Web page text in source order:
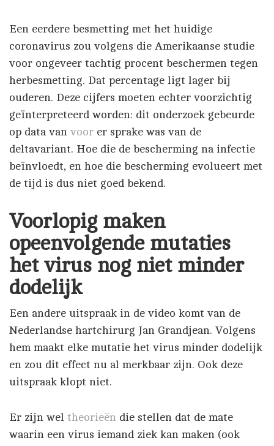
Een eerdere besmetting met het huidige
coronavirus zou volgens die Amerikaanse studie
voor ongeveer tachtig procent beschermen tegen
herbesmetting. Dat percentage ligt lager bij
ouderen. Deze cijfers moeten echter voorzichtig
geïnterpreteerd worden: dit onderzoek gebeurde
op data van voor er sprake was van de
deltavariant. Hoe die de bescherming na infectie
beïnvloedt, en hoe die bescherming evolueert met
de tijd is dus niet goed bekend.
Voorlopig maken
opeenvolgende mutaties
het virus nog niet minder
dodelijk
Een andere uitspraak in de video komt van de
Nederlandse hartchirurg Jan Grandjean. Volgens
hem maakt elke mutatie het virus minder dodelijk
en zou dit effect nu al merkbaar zijn. Ook deze
uitspraak klopt niet.
Er zijn wel theorieën die stellen dat de mate
waarin een virus iemand ziek kan maken (ook